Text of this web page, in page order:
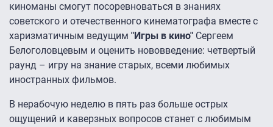
киноманы смогут посоревноваться в знаниях
советского и отечественного кинематографа вместе с
харизматичным ведущим "Игры в кино" Сергеем
Белоголовцевым и оценить нововведение: четвертый
раунд – игру на знание старых, всеми любимых
иностранных фильмов.
В нерабочую неделю в пять раз больше острых
ощущений и каверзных вопросов станет с любимым